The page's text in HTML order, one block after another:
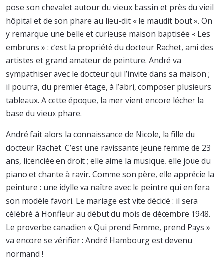
pose son chevalet autour du vieux bassin et près du vieil
hôpital et de son phare au lieu-dit « le maudit bout ». On
y remarque une belle et curieuse maison baptisée « Les
embruns » : c’est la propriété du docteur Rachet, ami des
artistes et grand amateur de peinture. André va
sympathiser avec le docteur qui l’invite dans sa maison ;
il pourra, du premier étage, à l’abri, composer plusieurs
tableaux. A cette époque, la mer vient encore lécher la
base du vieux phare.
André fait alors la connaissance de Nicole, la fille du
docteur Rachet. C’est une ravissante jeune femme de 23
ans, licenciée en droit ; elle aime la musique, elle joue du
piano et chante à ravir. Comme son père, elle apprécie la
peinture : une idylle va naître avec le peintre qui en fera
son modèle favori. Le mariage est vite décidé : il sera
célébré à Honfleur au début du mois de décembre 1948.
Le proverbe canadien « Qui prend Femme, prend Pays »
va encore se vérifier : André Hambourg est devenu
normand !